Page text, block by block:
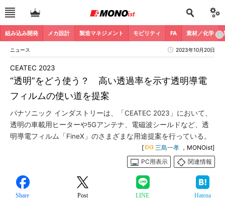
組み込み開発 メカ設計 製造マネジメント モビリティ FA 素材／化学
ニュース 2023年10月20日
“透明”をどう使う？ 高い透過率を示す透明導電
フィルムの使い道を提案
CEATEC 2023
パナソニック インダストリーは、「CEATEC 2023」において、
透明の車載用ヒーターや5Gアンテナ、電磁波シールドなど、透
明導電フィルム「FineX」のさまざまな用途提案を行っている。
[ 三島一孝 ，MONOist]
PC用表示
関連情報
Share Post LINE Hatena